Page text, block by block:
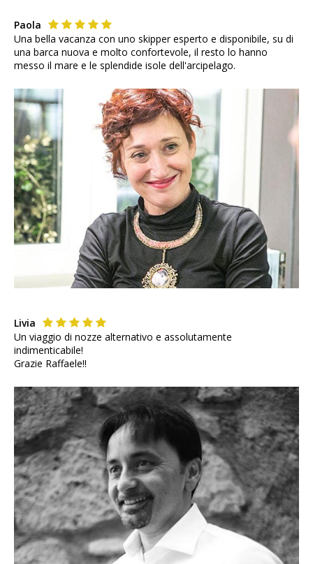
Paola
Una bella vacanza con uno skipper esperto e disponibile, su di
una barca nuova e molto confortevole, il resto lo hanno
messo il mare e le splendide isole dell'arcipelago.
Livia
Un viaggio di nozze alternativo e assolutamente
indimenticabile!
Grazie Raffaele!!